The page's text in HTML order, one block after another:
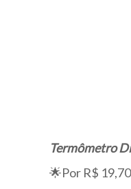
Termômetro
🌟Por R$ 19,70